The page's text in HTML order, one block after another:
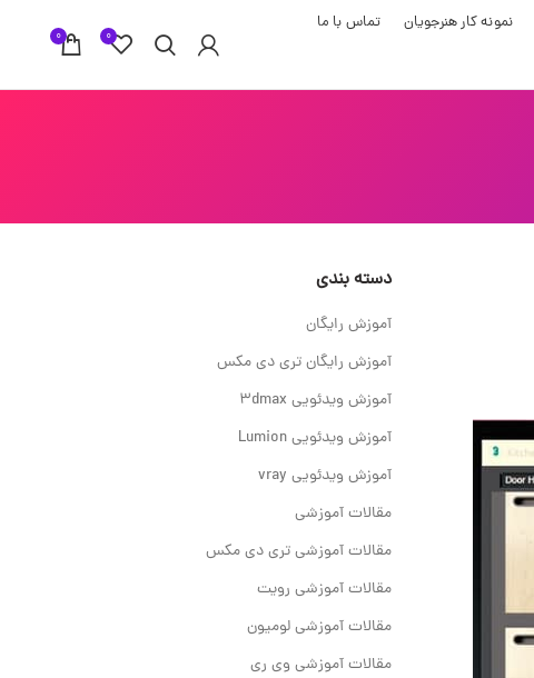
نمونه کار هنرجویان تماس با ما
0
0
دسته بندی
آموزش رایگان
آموزش رایگان تری دی مکس
آموزش ویدئویی 3dmax
آموزش ویدئویی Lumion
آموزش ویدئویی vray
مقالات آموزشی
مقالات آموزشی تری دی مکس
مقالات آموزشی رویت
مقالات آموزشی لومیون
مقالات آموزشی وی ری